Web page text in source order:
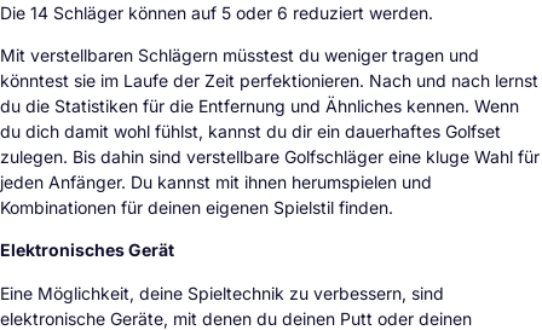
Die 14 Schläger können auf 5 oder 6 reduziert werden.
Mit verstellbaren Schlägern müsstest du weniger tragen und
könntest sie im Laufe der Zeit perfektionieren. Nach und nach lernst
du die Statistiken für die Entfernung und Ähnliches kennen. Wenn
du dich damit wohl fühlst, kannst du dir ein dauerhaftes Golfset
zulegen. Bis dahin sind verstellbare Golfschläger eine kluge Wahl für
jeden Anfänger. Du kannst mit ihnen herumspielen und
Kombinationen für deinen eigenen Spielstil finden.
Elektronisches Gerät
Eine Möglichkeit, deine Spieltechnik zu verbessern, sind
elektronische Geräte, mit denen du deinen Putt oder deinen